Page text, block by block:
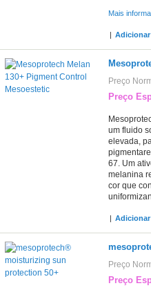
Mais
| Adicionar
Preço
Preço
um fluido
elevada,
67. Um
melanina
cor que
| Adicionar
Preço
Preço